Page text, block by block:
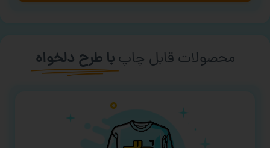
محصولات قابل چاپ با طرح دلخواه